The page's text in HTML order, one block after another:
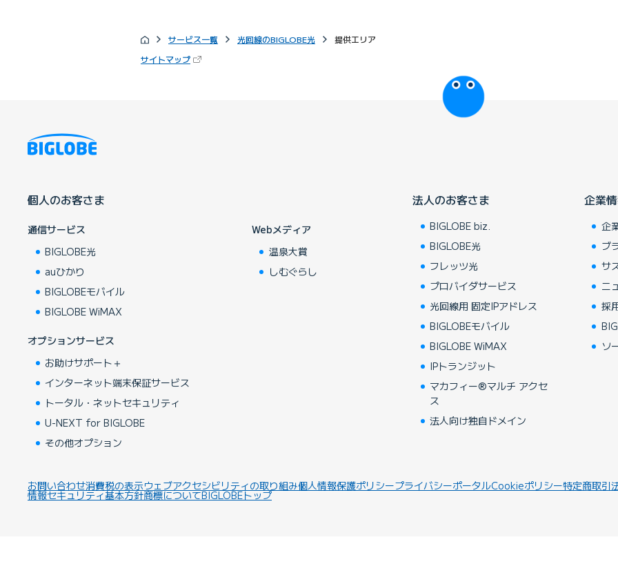
サービス一覧 光回線のBIGLOBE光
提供エリア
サイトマップ（新しいタブで開きます）
びっぷるのページ
個人のお客さま
通信サービス
BIGLOBE光
auひかり
BIGLOBEモバイル
BIGLOBE WiMAX
オプションサービス
お助けサポート＋
インターネット端末保証サービス
トータル・ネットセキュリティ
U-NEXT for BIGLOBE
その他オプション
Webメディア
温泉大賞
しむぐらし
法人のお客さま
BIGLOBE biz.
BIGLOBE光
フレッツ光
プロバイダサービス
光回線用 固定IPアドレス
BIGLOBEモバイル
BIGLOBE WiMAX
IPトランジット
マカフィー®マルチ アクセ
ス
法人向け独自ドメイン
企業
企
ブ
サ
ニ
採
ソ
お問い合わせ消費税の表示ウェブアクセシビリティの取り組み個人情報保護ポリシープライバシーポータルCookieポリシー特定商取引
情報セキュリティ基本方針商標についてBIGLOBEトップ